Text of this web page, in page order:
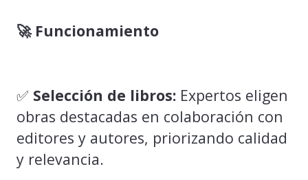
🚀 Funcionamiento
✅ Selección de libros: Expertos eligen
obras destacadas en colaboración con
editores y autores, priorizando calidad
y relevancia.